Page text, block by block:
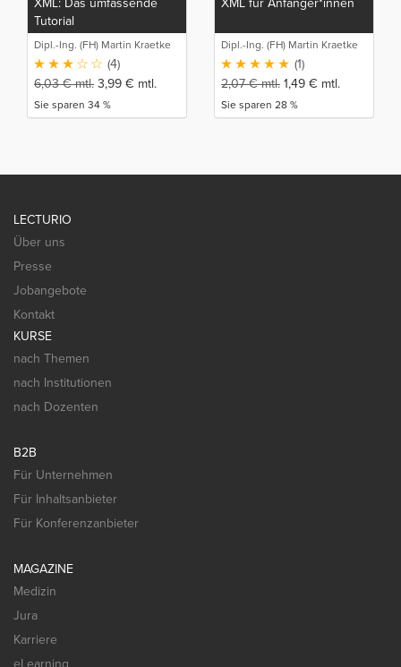
XML: Das umfassende
Tutorial
Dipl.-Ing. (FH) Martin Kraetke
(4)
6,03€mtl. 3,99 € mtl.
Sie sparen 34 %
XML für Anfänger*innen
Dipl.-Ing. (FH) Martin Kraetke
(1)
2,07€mtl. 1,49 € mtl.
Sie sparen 28 %
LECTURIO
Über uns
Presse
Jobangebote
Kontakt
KURSE
nach Themen
nach Institutionen
nach Dozenten
B2B
Für Unternehmen
Für Inhaltsanbieter
Für Konferenzanbieter
MAGAZINE
Medizin
Jura
Karriere